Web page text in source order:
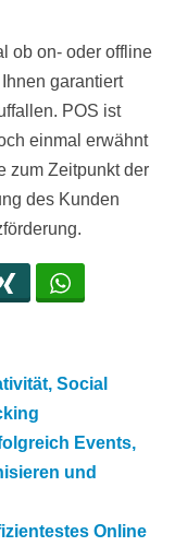
ob on- oder offline
garantiert
POS ist
einmal erwähnt
zum Zeitpunkt der
des Kunden
Social
Events,
und
Online